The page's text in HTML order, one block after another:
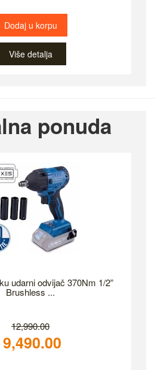
Dodaj u korpu
Više detalja
ponuda
udarni odvijač 370Nm 1/2”
Brushless ...
12,990.00
9,490.00